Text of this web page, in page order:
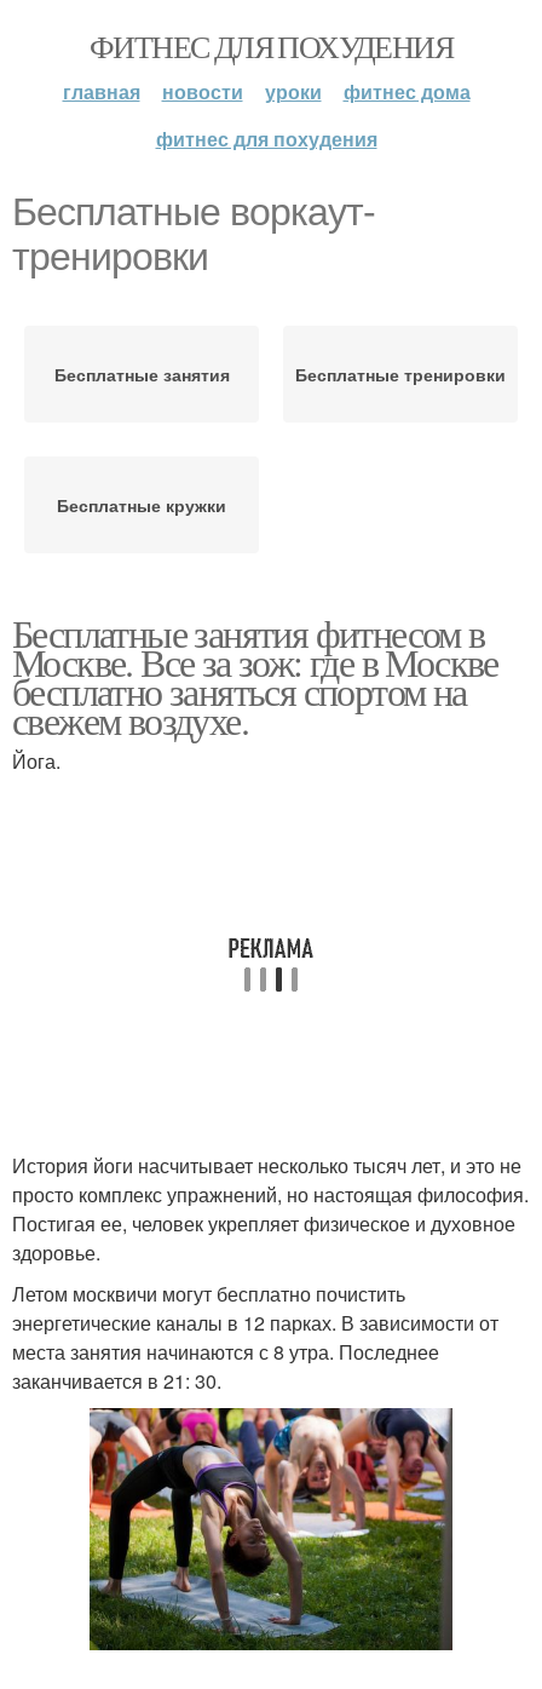
ФИТНЕС ДЛЯ ПОХУДЕНИЯ
главная новости уроки
фитнес дома
фитнес для похудения
Бесплатные воркаут-
тренировки
Бесплатные занятия Бесплатные тренировки
Бесплатные кружки
Бесплатные занятия фитнесом в
Москве. Все за зож: где в Москве
бесплатно заняться спортом на
свежем воздухе.
Йога.
История йоги насчитывает несколько тысяч лет, и это не
просто комплекс упражнений, но настоящая философия.
Постигая ее, человек укрепляет физическое и духовное
здоровье.
Летом москвичи могут бесплатно почистить
энергетические каналы в 12 парках. В зависимости от
места занятия начинаются с 8 утра. Последнее
заканчивается в 21: 30.